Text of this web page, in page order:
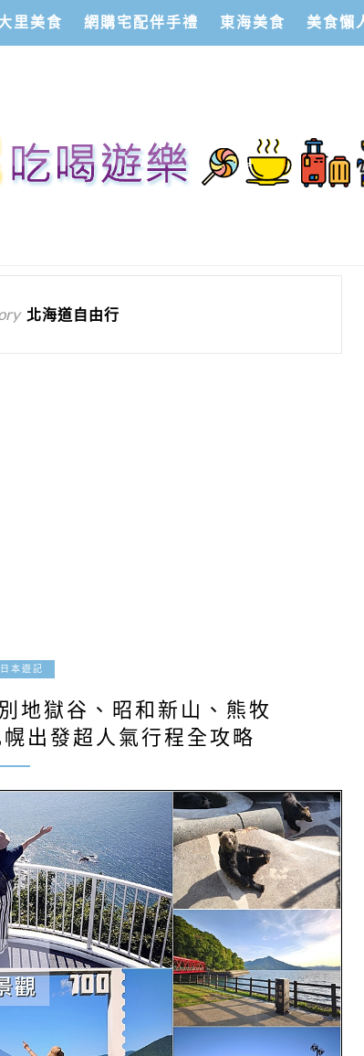
里美食 網購宅配伴手禮 東海美食 美食懶
北海道自由行
日本遊記
地獄谷、昭和新山、熊牧
出發超人氣行程全攻略